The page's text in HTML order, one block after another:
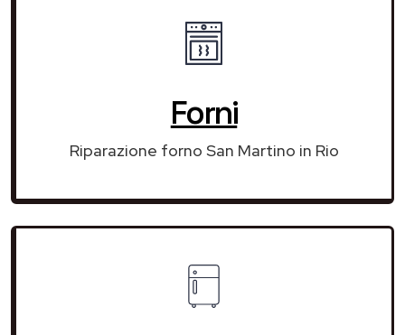
Forni
Riparazione forno San Martino in Rio